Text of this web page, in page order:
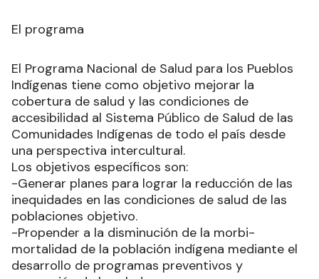
El programa
El Programa Nacional de Salud para los Pueblos
Indígenas tiene como objetivo mejorar la
cobertura de salud y las condiciones de
accesibilidad al Sistema Público de Salud de las
Comunidades Indígenas de todo el país desde
una perspectiva intercultural.
Los objetivos específicos son:
-Generar planes para lograr la reducción de las
inequidades en las condiciones de salud de las
poblaciones objetivo.
-Propender a la disminución de la morbi-
mortalidad de la población indígena mediante el
desarrollo de programas preventivos y